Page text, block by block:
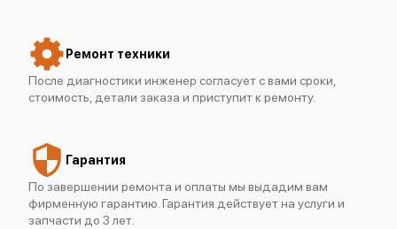
Ремонт техники
После диагностики инженер согласует с вами сроки,
стоимость, детали заказа и приступит к ремонту.
Гарантия
По завершении ремонта и оплаты мы выдадим вам
фирменную гарантию. Гарантия действует на услуги и
запчасти до 3 лет.